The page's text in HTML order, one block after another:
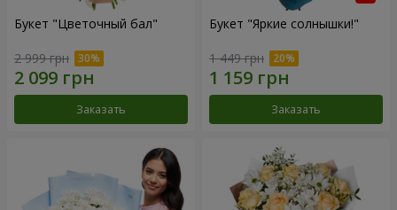
Букет "Цветочный бал"
2 999 грн
Заказать
Букет "Яркие солнышки!"
1 449 грн
Заказать